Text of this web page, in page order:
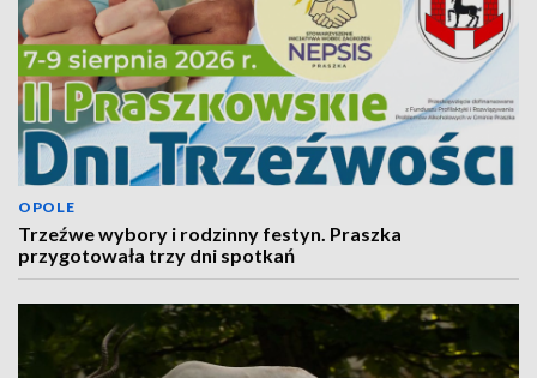
OPOLE
Trzeźwe wybory i rodzinny festyn. Praszka
przygotowała trzy dni spotkań